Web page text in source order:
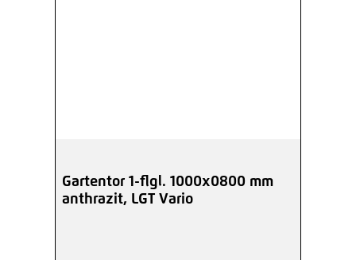
Gartentor 1-flgl. 1000x0800 mm
anthrazit, LGT Vario